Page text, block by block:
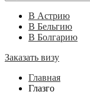
В Астрию
В Бельгию
В Болгарию
Заказать визу
Главная
Глазго